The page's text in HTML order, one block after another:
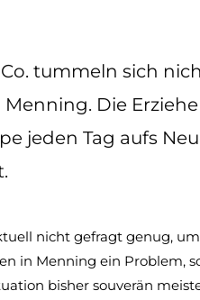
tummeln sich
Die
jeden Tag aufs
nicht gefragt genug,
in Menning ein Problem,
bisher souverän